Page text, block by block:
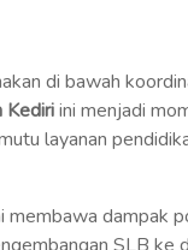
di bawah
Kediriini menjadi
layanan
membawa dampak
SLB ke